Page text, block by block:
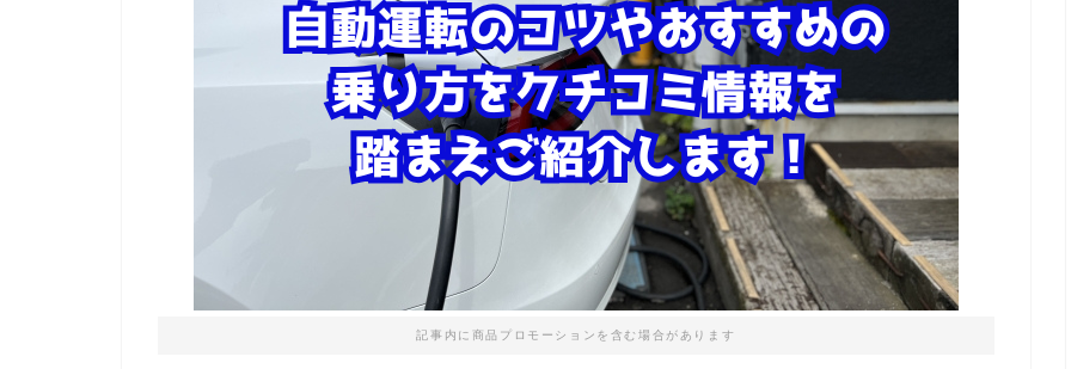
記事内に商品プロモーションを含む場合があります